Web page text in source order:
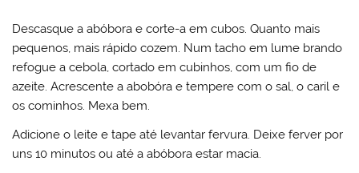
Descasque a abóbora e corte-a em cubos. Quanto mais
pequenos, mais rápido cozem. Num tacho em lume brando
refogue a cebola, cortado em cubinhos, com um fio de
azeite. Acrescente a abobóra e tempere com o sal, o caril e
os cominhos. Mexa bem.
Adicione o leite e tape até levantar fervura. Deixe ferver por
uns 10 minutos ou até a abóbora estar macia.